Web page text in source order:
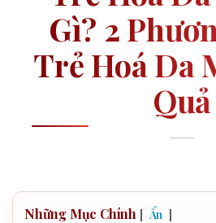
Gì? 2
Trẻ Hoá Da
Quả
Những Mục Chính [ Ẩn ]